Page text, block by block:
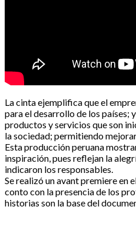
La cinta ejemplifica que el
para el desarrollo de los países;
productos y servicios que son
la sociedad; permitiendo
Esta producción peruana
inspiración, pues reflejan la
indicaron los responsables.
Se realizó un avant premiere en
conto con la presencia de los
historias son la base del